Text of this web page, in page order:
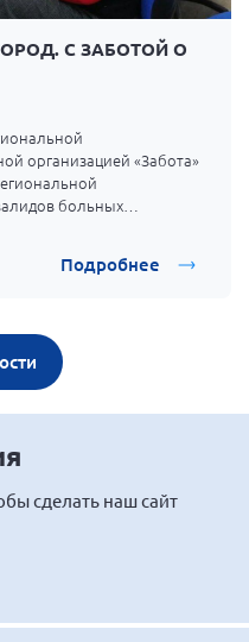
С ЗАБОТОЙ О
организацией «Забота»
больных
Подробнее
сделать наш сайт